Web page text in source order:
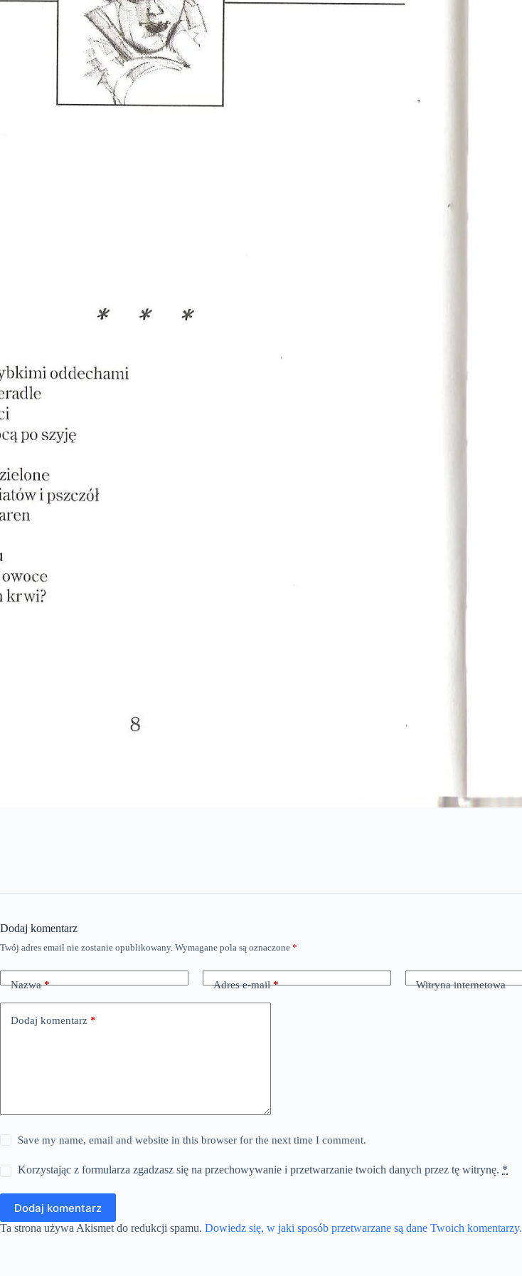
Dodaj komentarz
Twój adres email nie zostanie opublikowany. Wymagane pola są oznaczone *
Nazwa* Adres e-mail* Witryna internetowa
Dodaj komentarz *
Save my name, email and website in this browser for the next time I comment.
Korzystając z formularza zgadzasz się na przechowywanie i przetwarzanie twoich danych przez tę witrynę. *
Dodaj komentarz
Ta strona używa Akismet do redukcji spamu. Dowiedz się, w jaki sposób przetwarzane są dane Twoich komentarzy.